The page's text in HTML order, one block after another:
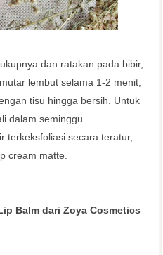
dan ratakan pada bibir,
lembut selama 1-2 menit,
tisu hingga bersih. Untuk
dalam seminggu.
terkeksfoliasi secara teratur,
cream matte.
Balm dari Zoya Cosmetics